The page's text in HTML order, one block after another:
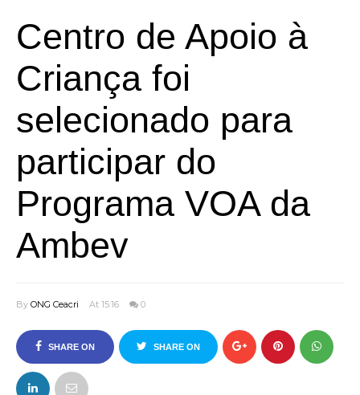
Centro de Apoio à
Criança foi
selecionado para
participar do
Programa VOA da
Ambev
By ONG Ceacri At 15:16 0
SHARE ON
FACEBOOK
SHARE ON